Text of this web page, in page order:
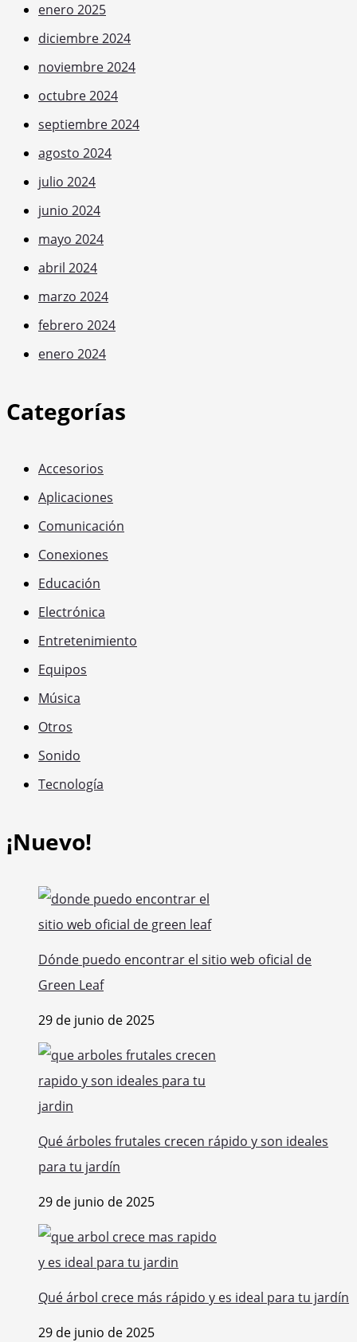
enero 2025
diciembre 2024
noviembre 2024
octubre 2024
septiembre 2024
agosto 2024
julio 2024
junio 2024
mayo 2024
abril 2024
marzo 2024
febrero 2024
enero 2024
Categorías
Accesorios
Aplicaciones
Comunicación
Conexiones
Educación
Electrónica
Entretenimiento
Equipos
Música
Otros
Sonido
Tecnología
¡Nuevo!
Dónde puedo encontrar el sitio web oficial de
Green Leaf
29 de junio de 2025
Qué árboles frutales crecen rápido y son ideales
para tu jardín
29 de junio de 2025
Qué árbol crece más rápido y es ideal para tu jardín
29 de junio de 2025